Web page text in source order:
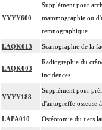
YYYY600
Supplément pour
mammographie ou
remnographique
LAQK013 Scanographie de la
LAQK003
Radiographie du
incidences
YYYY188
Supplément pour
d'autogreffe osseuse
LAPA010 Ostéotomie du tiers